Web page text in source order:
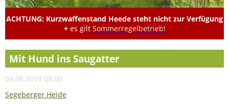
ACHTUNG: Kurzwaffenstand Heede steht nicht zur Verfügung
+ es gilt Sommerregelbetrieb!
Mit Hund ins Saugatter
08.06.2019 08:00
Segeberger Heide